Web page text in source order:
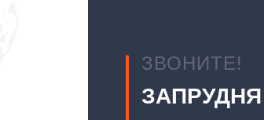
ЗВОНИТЕ!
ЗАПРУДНЯ